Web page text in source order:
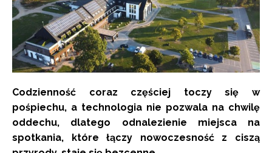
Codzienność coraz częściej toczy się w
pośpiechu, a technologia nie pozwala na chwilę
oddechu, dlatego odnalezienie miejsca na
spotkania, które łączy nowoczesność z ciszą